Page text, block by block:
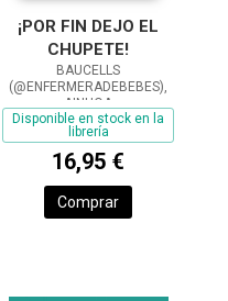
¡POR FIN DEJO EL
CHUPETE!
BAUCELLS
(@ENFERMERADEBEBES),
AINHOA
Disponible en stock en la
librería
16,95 €
Comprar